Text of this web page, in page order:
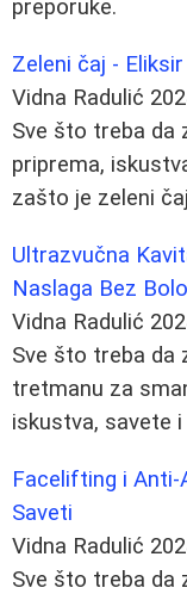
preporuke.
Zeleni čaj -
Vidna Radulić
Sve što treba da
priprema,
zašto je zeleni
Ultrazvučna
Naslaga Bez
Vidna Radulić
Sve što treba da
tretmanu za
iskustva, savete
Facelifting i Anti-
Saveti
Vidna Radulić
Sve što treba da